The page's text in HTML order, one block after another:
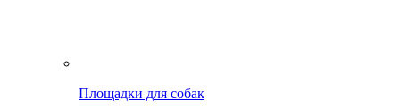
Площадки для собак